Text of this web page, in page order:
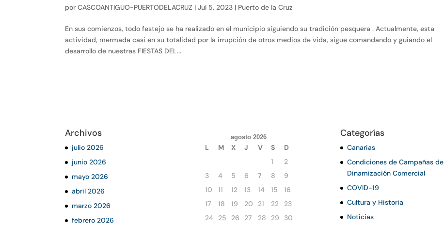
porCASCOANTIGUO-PUERTODELACRUZ |Jul 5, 2023 | Puerto de la Cruz
En sus comienzos, todo festejo se ha realizado en el municipio siguiendo su tradición pesquera . Actualmente, esta
actividad, mermada casi en su totalidad por la irrupción de otros medios de vida, sigue comandando y guiando el
desarrollo de nuestras FIESTAS DEL...
Archivos
julio 2026
junio 2026
mayo 2026
abril 2026
marzo 2026
febrero 2026
agosto 2026
L M X J V S
D
1
2
3
4 5 6 7 8
9
10
11 12 13 14 15
16
17
18 19 20 21 22
23
24
25 26 27 28 29
30
Categorías
Canarias
Condiciones de Campañas de
Dinamización Comercial
COVID-19
Cultura y Historia
Noticias